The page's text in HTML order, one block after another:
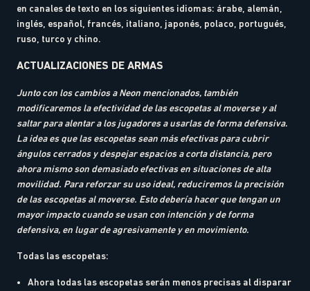
en canales de texto en los siguientes idiomas: árabe, alemán,
inglés, español, francés, italiano, japonés, polaco, portugués,
ruso, turco y chino.
ACTUALIZACIONES DE ARMAS
Junto con los cambios a Neon mencionados, también
modificaremos la efectividad de las escopetas al moverse y al
saltar para alentar a los jugadores a usarlas de forma defensiva.
La idea es que las escopetas sean más efectivas para cubrir
ángulos cerrados y despejar espacios a corta distancia, pero
ahora mismo son demasiado efectivas en situaciones de alta
movilidad. Para reforzar su uso ideal, reduciremos la precisión
de las escopetas al moverse. Esto debería hacer que tengan un
mayor impacto cuando se usan con intención y de forma
defensiva, en lugar de agresivamente y en movimiento.
Todas las escopetas:
Ahora todas las escopetas serán menos precisas al disparar